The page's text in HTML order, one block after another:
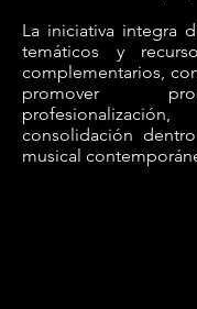
La iniciativa integra
temáticos y
complementarios,
promover
consolidación
musical